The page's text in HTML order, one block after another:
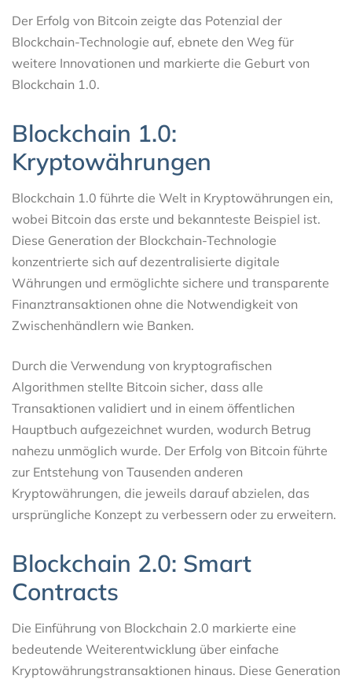
Der Erfolg von Bitcoin zeigte das Potenzial der
Blockchain-Technologie auf, ebnete den Weg für
weitere Innovationen und markierte die Geburt von
Blockchain 1.0.
Blockchain 1.0:
Kryptowährungen
Blockchain 1.0 führte die Welt in Kryptowährungen ein,
wobei Bitcoin das erste und bekannteste Beispiel ist.
Diese Generation der Blockchain-Technologie
konzentrierte sich auf dezentralisierte digitale
Währungen und ermöglichte sichere und transparente
Finanztransaktionen ohne die Notwendigkeit von
Zwischenhändlern wie Banken.
Durch die Verwendung von kryptografischen
Algorithmen stellte Bitcoin sicher, dass alle
Transaktionen validiert und in einem öffentlichen
Hauptbuch aufgezeichnet wurden, wodurch Betrug
nahezu unmöglich wurde. Der Erfolg von Bitcoin führte
zur Entstehung von Tausenden anderen
Kryptowährungen, die jeweils darauf abzielen, das
ursprüngliche Konzept zu verbessern oder zu erweitern.
Blockchain 2.0: Smart
Contracts
Die Einführung von Blockchain 2.0 markierte eine
bedeutende Weiterentwicklung über einfache
Kryptowährungstransaktionen hinaus. Diese Generation